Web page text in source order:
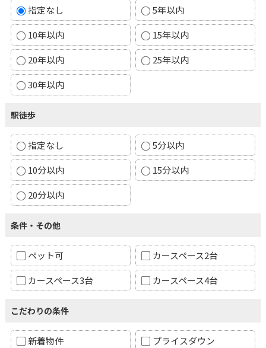
指定なし
5年以内
10年以内
15年以内
20年以内
25年以内
30年以内
駅徒歩
指定なし
5分以内
10分以内
15分以内
20分以内
条件・その他
ペット可
カースペース2台
カースペース3台
カースペース4台
こだわりの条件
新着物件
プライスダウン